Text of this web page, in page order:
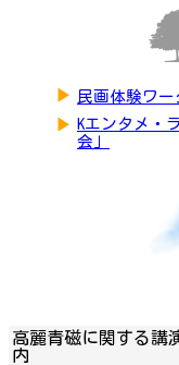
▶ 民画体験ワ
▶ Kエンタメ・
会」
高麗青磁に関する講
内